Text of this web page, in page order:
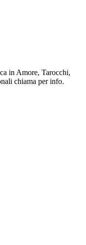
in Amore, Tarocchi,
chiama per info.